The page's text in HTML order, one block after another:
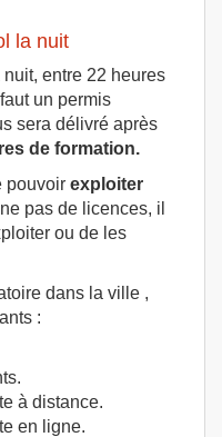
la nuit
entre 22 heures
un permis
sera délivré après
de formation.
pouvoir exploiter
pas de licences, il
ou de les
dans la ville ,
:
à distance.
en ligne.